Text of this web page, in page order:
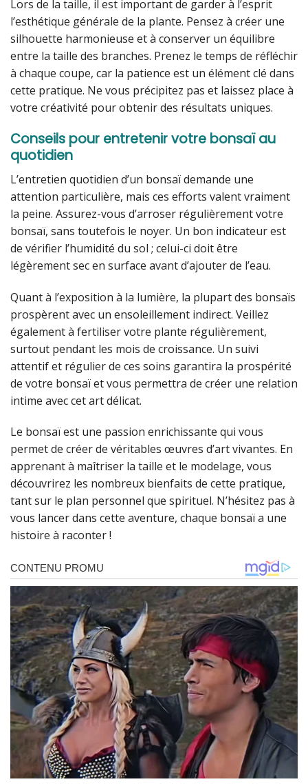
Lors de la taille, il est important de garder à l’esprit
l’esthétique générale de la plante. Pensez à créer une
silhouette harmonieuse et à conserver un équilibre
entre la taille des branches. Prenez le temps de réfléchir
à chaque coupe, car la patience est un élément clé dans
cette pratique. Ne vous précipitez pas et laissez place à
votre créativité pour obtenir des résultats uniques.
Conseils pour entretenir votre bonsaï au
quotidien
L’entretien quotidien d’un bonsaï demande une
attention particulière, mais ces efforts valent vraiment
la peine. Assurez-vous d’arroser régulièrement votre
bonsaï, sans toutefois le noyer. Un bon indicateur est
de vérifier l’humidité du sol ; celui-ci doit être
légèrement sec en surface avant d’ajouter de l’eau.
Quant à l’exposition à la lumière, la plupart des bonsaïs
prospèrent avec un ensoleillement indirect. Veillez
également à fertiliser votre plante régulièrement,
surtout pendant les mois de croissance. Un suivi
attentif et régulier de ces soins garantira la prospérité
de votre bonsaï et vous permettra de créer une relation
intime avec cet art délicat.
Le bonsaï est une passion enrichissante qui vous
permet de créer de véritables œuvres d’art vivantes. En
apprenant à maîtriser la taille et le modelage, vous
découvrirez les nombreux bienfaits de cette pratique,
tant sur le plan personnel que spirituel. N’hésitez pas à
vous lancer dans cette aventure, chaque bonsaï a une
histoire à raconter !